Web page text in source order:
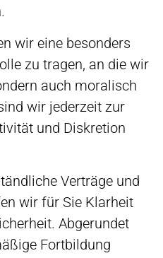
wir eine besonders
zu tragen, an die wir
auch moralisch
wir jederzeit zur
und Diskretion
Verträge und
wir für Sie Klarheit
Abgerundet
Fortbildung